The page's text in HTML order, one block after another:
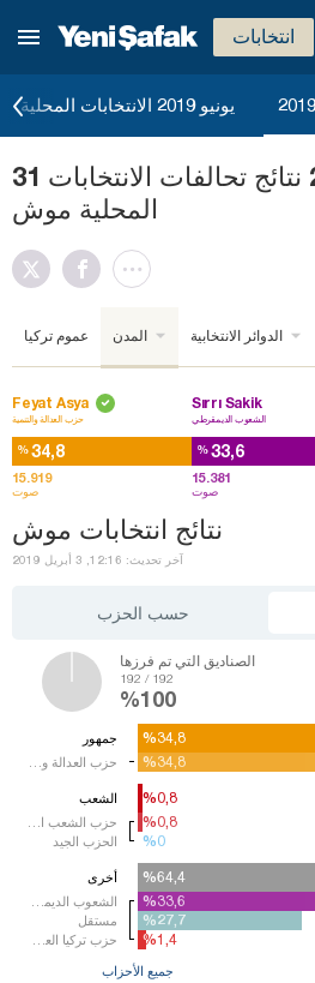
انتخابات
يونيو 2019 الانتخابات المحلية
31 مارس 2019 نتائج تحالفات الانتخابات
المحلية موش
عموم تركيا المدن الدوائر الانتخابية
Feyat Asya
حزب العدالة والتنمية
%34,8
15.919
صوت
Sırrı Sakik
الشعوب الديمقرطي
%33,6
15.381
صوت
نتائج انتخابات موش
آخر تحديث: 12:16, 3 أبريل 2019
حسب الحزب
الصناديق التي تم فرزها
192 / 192
%100
جمهور
%34,8
%34,8
%34,8
%34,8
الشعب
الحزب الجيد
%0,8
%0,8
%0
%0,8
%0,8
%0
أخرى
مستقل
%64,4
%33,6
%27,7
%1,4
%64,4
%33,6
%27,7
%1,4
جميع الأحزاب